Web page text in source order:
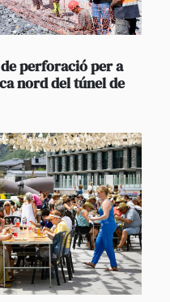
perforació per a
nord del túnel de